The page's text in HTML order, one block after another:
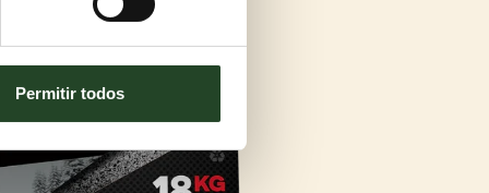
Permitir todos